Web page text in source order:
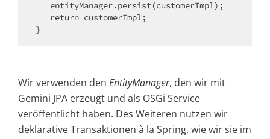
}
Wir verwenden den EntityManager, den wir mit
Gemini JPA erzeugt und als OSGi Service
veröffentlicht haben. Des Weiteren nutzen wir
deklarative Transaktionen à la Spring, wie wir sie im